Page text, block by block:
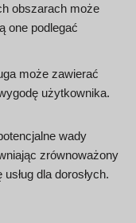
obszarach może
one podlegać
może zawierać
użytkownika.
wady
zrównoważony
dla dorosłych.